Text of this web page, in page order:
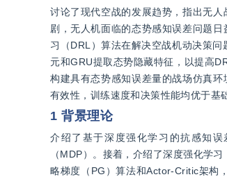
讨论了现代空战的发展趋势，指出无
剧，无人机面临的态势感知误差问题
习（DRL）算法在解决空战机动决策
元和GRU提取态势隐藏特征，以提高
构建具有态势感知误差量的战场仿真
有效性，训练速度和决策性能均优于基
1 背景理论
介绍了基于深度强化学习的抗感知
（MDP）。接着，介绍了深度强化学
略梯度（PG）算法和Actor-Critic架构